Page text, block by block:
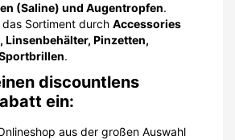
(Saline) und Augentropfen.
Sortiment durch Accessories
Linsenbehälter, Pinzetten,
.
discountlens
ein:
aus der großen Auswahl